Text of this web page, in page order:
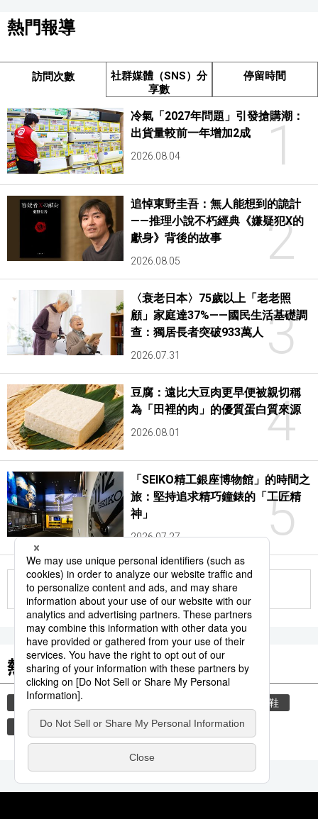
熱門報導
訪問次數
社群媒體（SNS）分
享數
停留時間
1
冷氣「2027年問題」引發搶購潮：
出貨量較前一年增加2成
2026.08.04
2
追悼東野圭吾：無人能想到的詭計
——推理小說不朽經典《嫌疑犯X的
獻身》背後的故事
2026.08.05
3
〈衰老日本〉75歲以上「老老照
顧」家庭達37%——國民生活基礎調
查：獨居長者突破933萬人
2026.07.31
4
豆腐：遠比大豆肉更早便被親切稱
為「田裡的肉」的優質蛋白質來源
2026.08.01
5
「SEIKO精工銀座博物館」的時間之
旅：堅持追求精巧鐘錶的「工匠精
神」
2026.07.27
更多
熱門關鍵詞
教育 禮儀 脫鞋
書訊 小說 小說家